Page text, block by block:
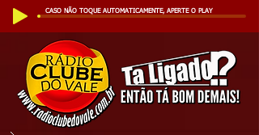
CASO NÃO TOQUE AUTOMATICAMENTE, APERTE O PLAY